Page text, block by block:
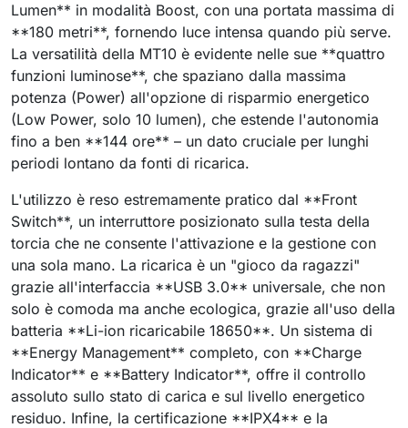
Lumen** in modalità Boost, con una portata massima di
**180 metri**, fornendo luce intensa quando più serve.
La versatilità della MT10 è evidente nelle sue **quattro
funzioni luminose**, che spaziano dalla massima
potenza (Power) all'opzione di risparmio energetico
(Low Power, solo 10 lumen), che estende l'autonomia
fino a ben **144 ore** – un dato cruciale per lunghi
periodi lontano da fonti di ricarica.
L'utilizzo è reso estremamente pratico dal **Front
Switch**, un interruttore posizionato sulla testa della
torcia che ne consente l'attivazione e la gestione con
una sola mano. La ricarica è un "gioco da ragazzi"
grazie all'interfaccia **USB 3.0** universale, che non
solo è comoda ma anche ecologica, grazie all'uso della
batteria **Li-ion ricaricabile 18650**. Un sistema di
**Energy Management** completo, con **Charge
Indicator** e **Battery Indicator**, offre il controllo
assoluto sullo stato di carica e sul livello energetico
residuo. Infine, la certificazione **IPX4** e la